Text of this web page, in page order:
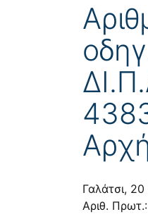
Γαλάτσι,
Αριθ.